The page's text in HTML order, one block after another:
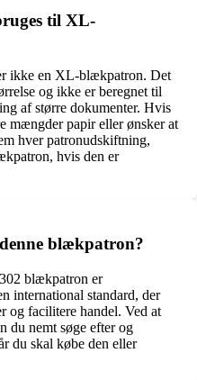
til XL-
ikke en XL-blækpatron. Det
og ikke er beregnet til
af større dokumenter. Hvis
mængder papir eller ønsker at
hver patronudskiftning,
hvis den er
blækpatron?
blækpatron er
international standard, der
og facilitere handel. Ved at
du nemt søge efter og
du skal købe den eller